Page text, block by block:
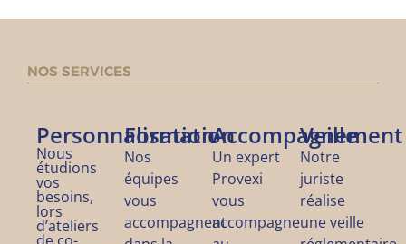
NOS SERVICES
Personnalisation
Nous
étudions
vos
besoins,
lors
d’ateliers
Formation
Nos
équipes
vous
accompagnent
Accompagnement
Un expert
Provexi
vous
accompagne
Veille
Notre
juriste
réalise
une veille